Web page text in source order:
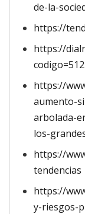
de-la-
https://
https://
https://
aumento-
arbolada-
los-
https://
tendencias
https://
y-riesgos-